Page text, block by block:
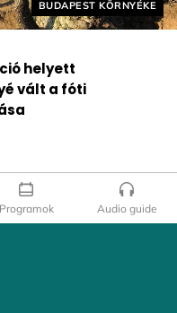
BUDAPEST KÖRNYÉKE
helyett
vált a fóti
Programok Audio guide